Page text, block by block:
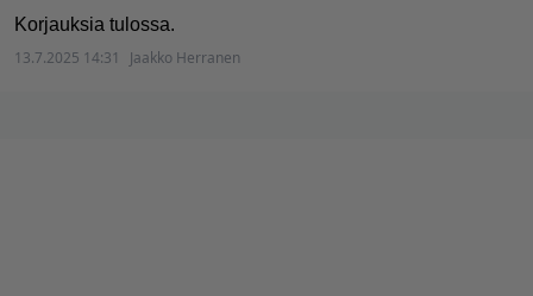
Korjauksia tulossa.
13.7.2025 14:31
Jaakko Herranen